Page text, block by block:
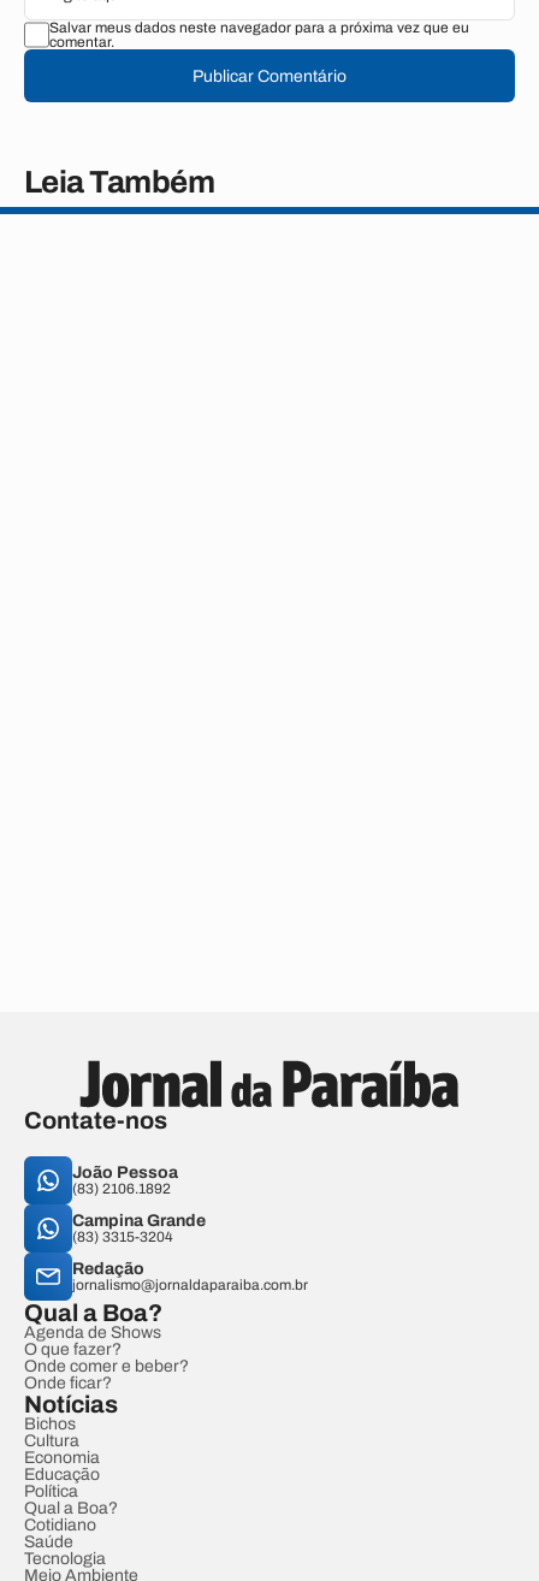
Salvar meus dados neste navegador para a próxima vez que eu
comentar.
Publicar Comentário
Leia Também
Contate-nos
João Pessoa
(83) 2106.1892
Campina Grande
(83) 3315-3204
Redação
jornalismo@jornaldaparaiba.com.br
Qual a Boa?
Agenda de Shows
O que fazer?
Onde comer e beber?
Onde ficar?
Notícias
Bichos
Cultura
Economia
Educação
Política
Qual a Boa?
Cotidiano
Saúde
Tecnologia
Meio Ambiente